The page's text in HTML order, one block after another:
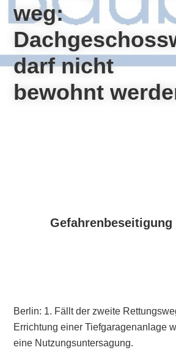
weg:
darf nicht
bewohnt
Gefahrenbeseitigung
Berlin: 1. Fällt der zweite
Errichtung einer Tiefgaragenanlage
eine Nutzungsuntersagung.